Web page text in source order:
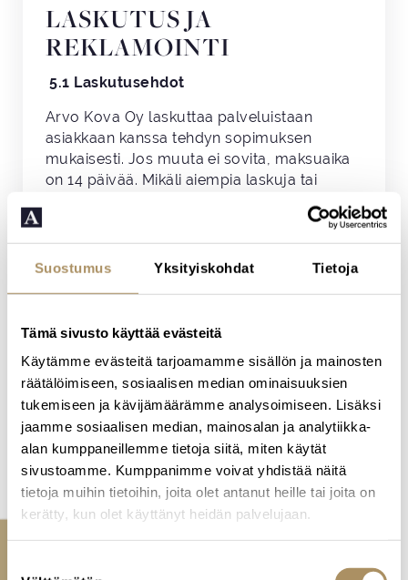
Suostumus Yksityiskohdat Tietoja
Tämä sivusto käyttää evästeitä
Käytämme evästeitä tarjoamamme sisällön ja mainosten
räätälöimiseen, sosiaalisen median ominaisuuksien
tukemiseen ja kävijämäärämme analysoimiseen. Lisäksi
jaamme sosiaalisen median, mainosalan ja analytiikka-
alan kumppaneillemme tietoja siitä, miten käytät
sivustoamme. Kumppanimme voivat yhdistää näitä
tietoja muihin tietoihin, joita olet antanut heille tai joita on
kerätty, kun olet käyttänyt heidän palvelujaan.
LASKUTUS JA
REKLAMOINTI
5.1 Laskutusehdot
Arvo Kova Oy laskuttaa palveluistaan
asiakkaan kanssa tehdyn sopimuksen
mukaisesti. Jos muuta ei sovita, maksuaika
on 14 päivää. Mikäli aiempia laskuja tai
pääomalle tulee maksun viivästyessä suurin
korkolain sallima vuotuinen viivästyskorko
Mahdolliset huomautukset on tehtävä
kirjallisesti kahdeksan päivän sisällä laskun
päiväyksestä. Mikäli asiakas ei tee
huomautuksia laskujen perusteella edellä
mainitussa ajassa, katsotaan lasku
hyväksytyksi.
5.3 Maksumuistutukset
Maksumuistutuksesta veloitetaan 5 €